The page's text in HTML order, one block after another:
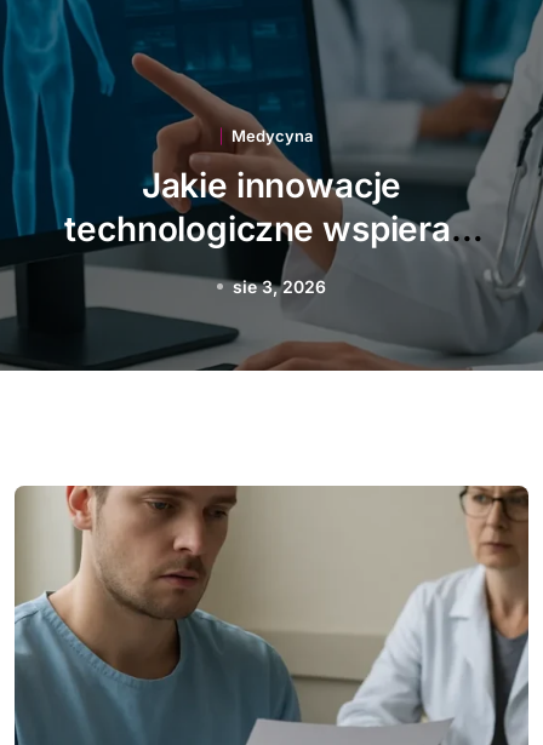
Medycyna
Jakie choroby zawodowe
najczęściej dotykają
Polaków
sie 1, 2026